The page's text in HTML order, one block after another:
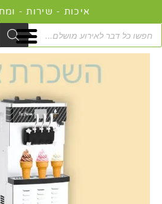
לתוכן
Products
search
המקורי
הנוכחי
649.00 ₪.